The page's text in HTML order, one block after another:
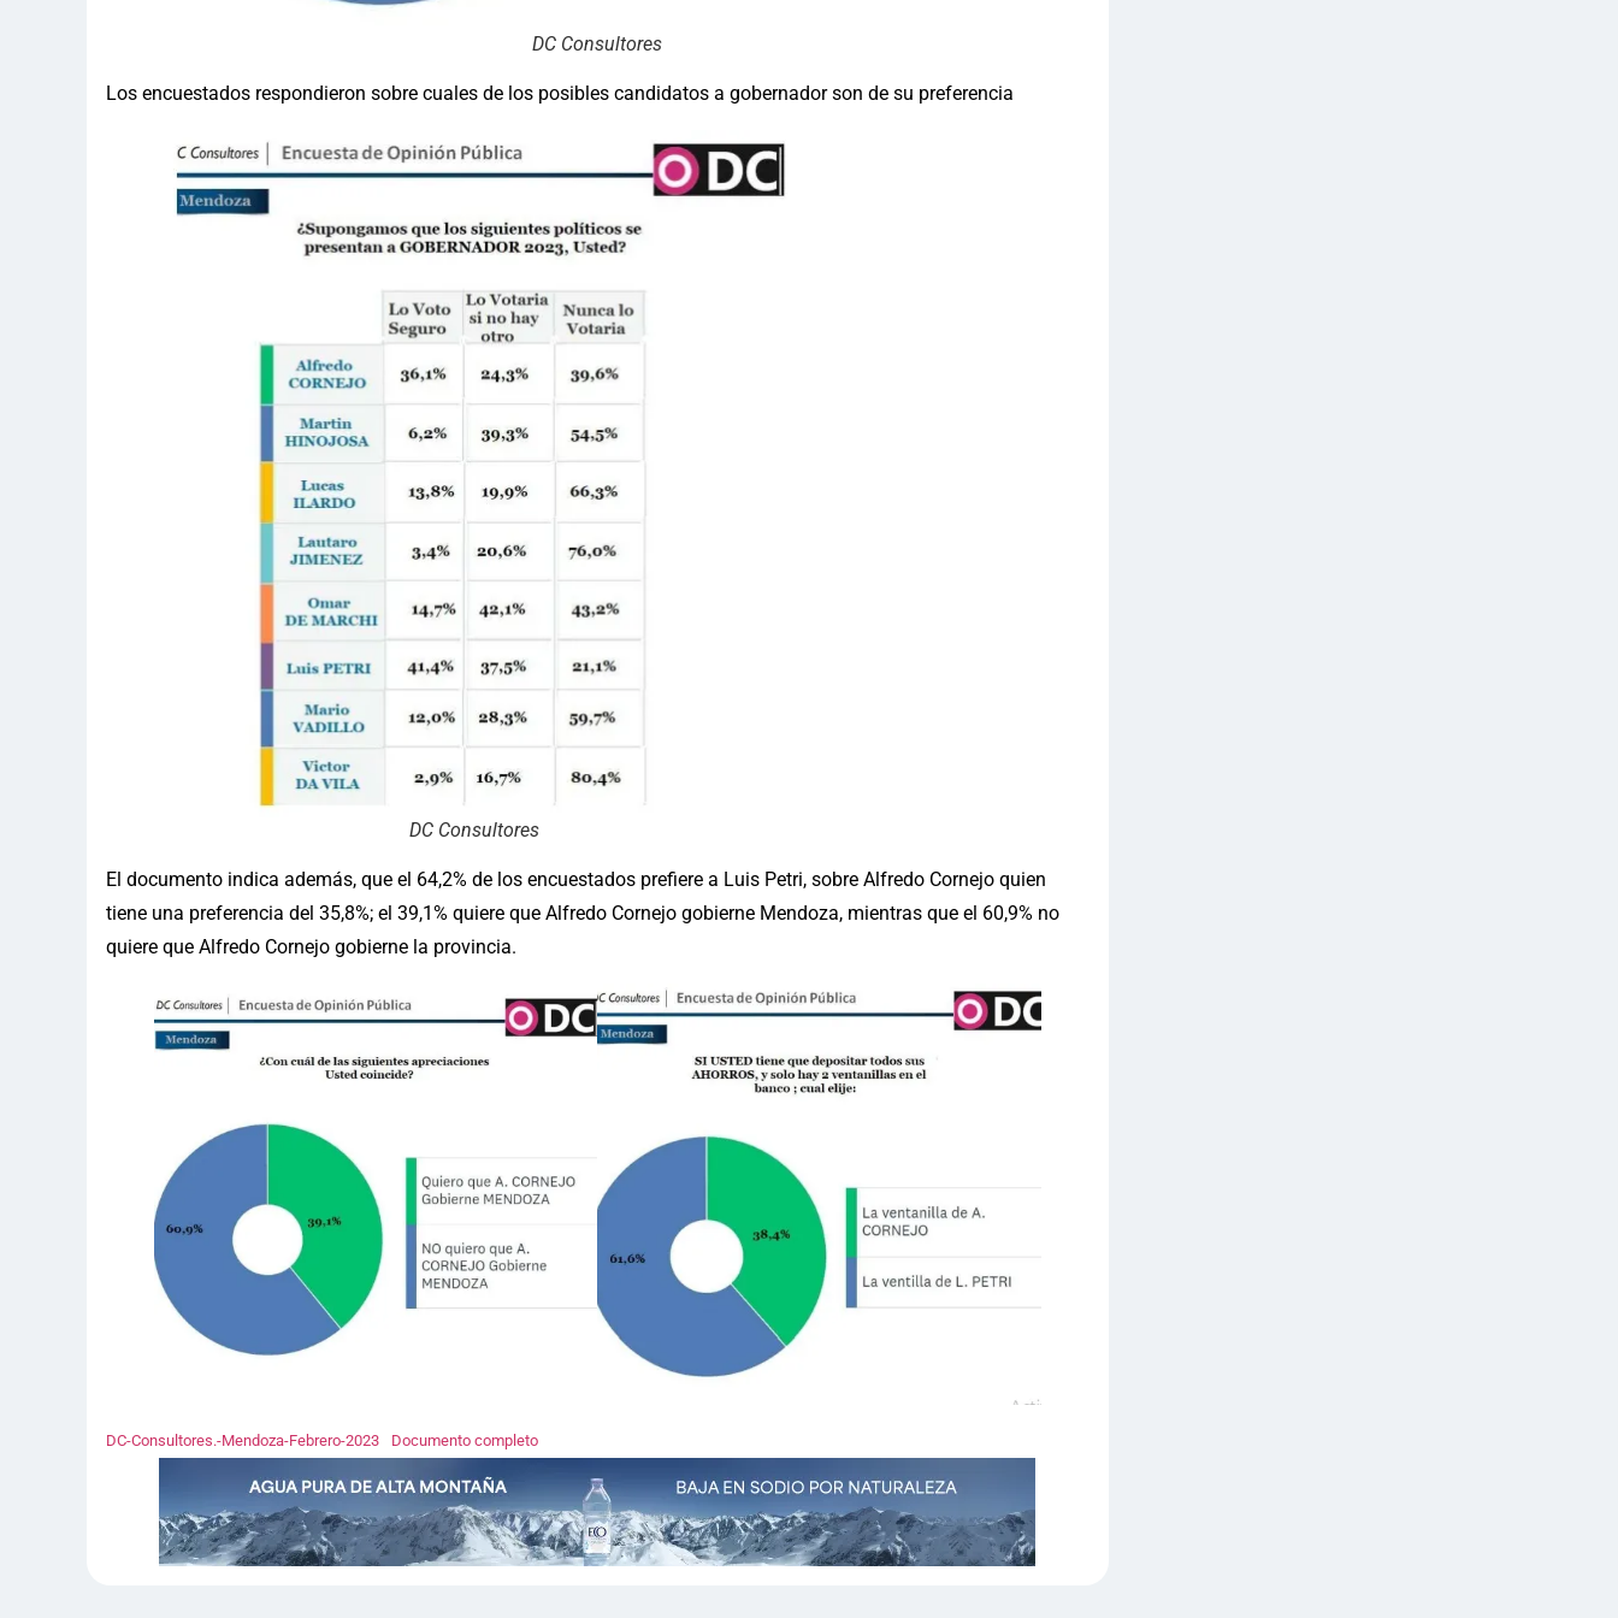
DC Consultores
Los encuestados respondieron sobre cuales de los posibles candidatos a gobernador son de su preferencia
DC Consultores
El documento indica además, que el 64,2% de los encuestados prefiere a Luis Petri, sobre Alfredo Cornejo quien
tiene una preferencia del 35,8%; el 39,1% quiere que Alfredo Cornejo gobierne Mendoza, mientras que el 60,9% no
quiere que Alfredo Cornejo gobierne la provincia.
DC-Consultores.-Mendoza-Febrero-2023 Documento completo